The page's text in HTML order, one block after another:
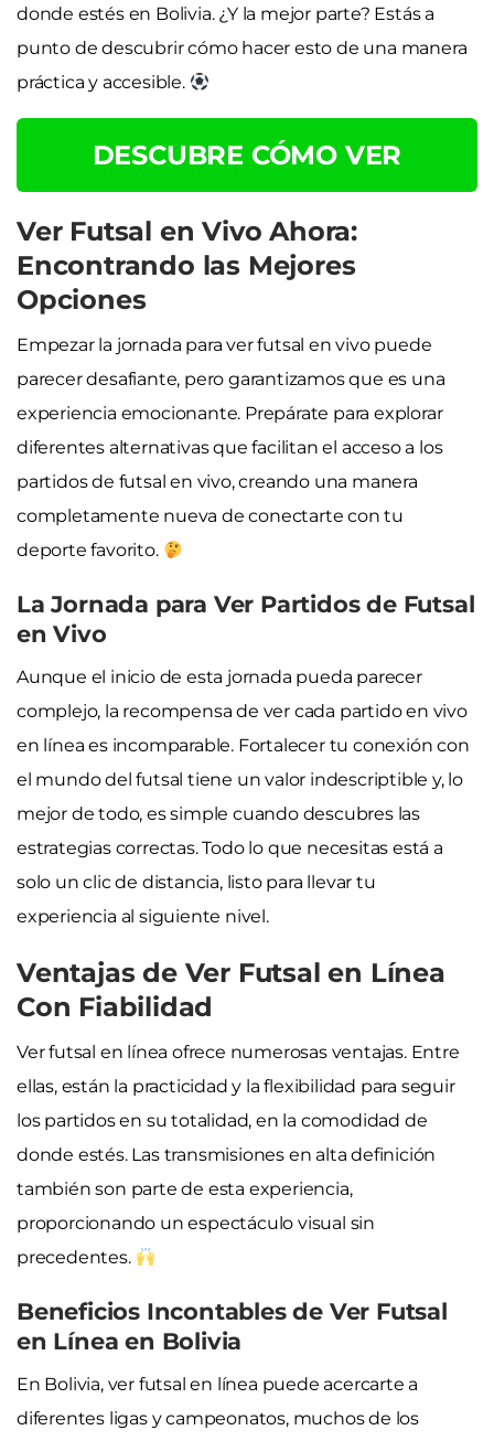
donde estés en Bolivia. ¿Y la mejor parte? Estás a
punto de descubrir cómo hacer esto de una manera
práctica y accesible.
DESCUBRE CÓMO VER
Ver Futsal en Vivo Ahora:
Encontrando las Mejores
Opciones
Empezar la jornada para ver futsal en vivo puede
parecer desafiante, pero garantizamos que es una
experiencia emocionante. Prepárate para explorar
diferentes alternativas que facilitan el acceso a los
partidos de futsal en vivo, creando una manera
completamente nueva de conectarte con tu
deporte favorito.
La Jornada para Ver Partidos de Futsal
en Vivo
Aunque el inicio de esta jornada pueda parecer
complejo, la recompensa de ver cada partido en vivo
en línea es incomparable. Fortalecer tu conexión con
el mundo del futsal tiene un valor indescriptible y, lo
mejor de todo, es simple cuando descubres las
estrategias correctas. Todo lo que necesitas está a
solo un clic de distancia, listo para llevar tu
experiencia al siguiente nivel.
Ventajas de Ver Futsal en Línea
Con Fiabilidad
Ver futsal en línea ofrece numerosas ventajas. Entre
ellas, están la practicidad y la flexibilidad para seguir
los partidos en su totalidad, en la comodidad de
donde estés. Las transmisiones en alta definición
también son parte de esta experiencia,
proporcionando un espectáculo visual sin
precedentes.
Beneficios Incontables de Ver Futsal
en Línea en Bolivia
En Bolivia, ver futsal en línea puede acercarte a
diferentes ligas y campeonatos, muchos de los